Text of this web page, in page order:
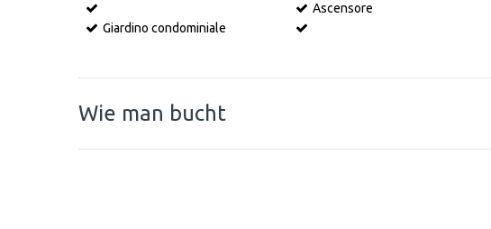
Ascensore
Giardino condominiale
Wie man bucht